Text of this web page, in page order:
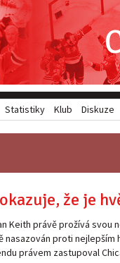
že je
Keith právě prožívá svou
proti
právem zastupoval
Statistiky Klub Diskuze